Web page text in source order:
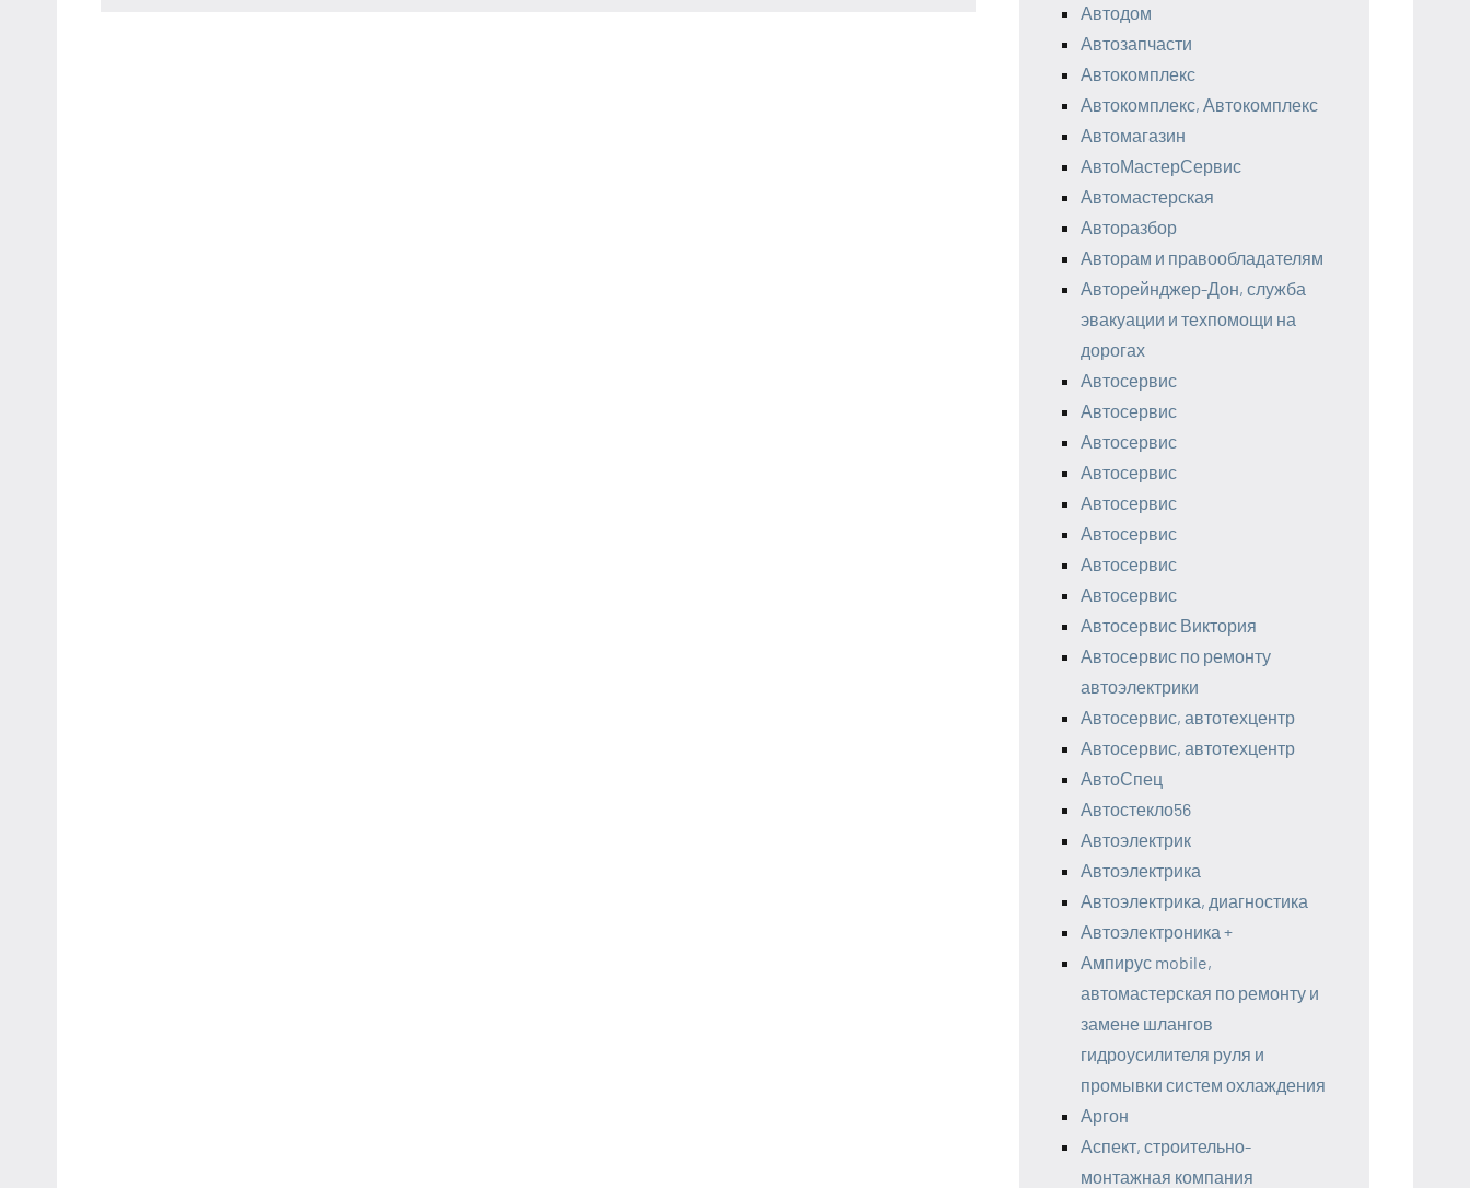
Автодом
Автозапчасти
Автокомплекс
Автокомплекс, Автокомплекс
Автомагазин
АвтоМастерСервис
Автомастерская
Авторазбор
Авторам и правообладателям
Авторейнджер-Дон, служба
эвакуации и техпомощи на
дорогах
Автосервис
Автосервис
Автосервис
Автосервис
Автосервис
Автосервис
Автосервис
Автосервис
Автосервис Виктория
Автосервис по ремонту
автоэлектрики
Автосервис, автотехцентр
Автосервис, автотехцентр
АвтоСпец
Автостекло56
Автоэлектрик
Автоэлектрика
Автоэлектрика, диагностика
Автоэлектроника +
Ампирус mobile,
автомастерская по ремонту и
замене шлангов
гидроусилителя руля и
промывки систем охлаждения
Аргон
Аспект, строительно-
монтажная компания